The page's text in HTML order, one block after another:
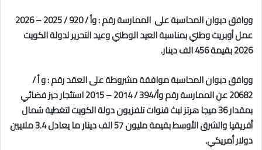
ووافق ديوان المحاسبة على
الممارسة رقم : وأ / 920 / 2025 – 2026
عمل أوبريت وطني بمناسبة العيد الوطني وعيد التحرير لدولة الكويت
2026 بقيمة 456 الف دينار.
ووافق ديوان المحاسبة موافقة مشروطة علىالعقد رقم : و أ /
20682 عن الممارسة رقم وأ/394 / 2014 – 2015 استئجار حيز فضائي
بمقدار 36 ميجا هرتز لبث قنوات تلفزيون دولة الكويت لتغطية شمال
أفريقيا والشرق الأوسط بقيمة مليون 57 الف دينار ما يعادل 3.4 ملايين
دولار أمريكي.